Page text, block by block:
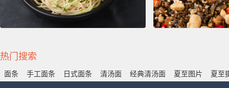
热门搜索
面条 手工面条 日式面条 清汤面 经典清汤面 夏至图片
夏至